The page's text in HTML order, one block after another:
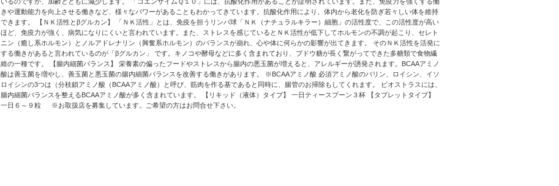
きや運動能力を向上させる働きなど、様々なパワーがあることもわかってきています。抗酸化作用により、体内から老化を防ぎ若々しい体を維持
できます。 【ＮＫ活性とβグルカン】 「ＮＫ活性」とは、免疫を担うリンパ球「ＮＫ（ナチュラルキラー）細胞」の活性度で、この活性度が高い
ほど、免疫力が強く、病気になりにくいと言われています。また、ストレスを感じているとＮＫ活性が低下してホルモンの不調が起こり、セレト
ニン（癒し系ホルモン）とノルアドレナリン（興奮系ホルモン）のバランスが崩れ、心や体に何らかの影響が出てきます。 そのＮＫ活性を活発に
する働きがあると言われているのが「βグルカン」 です。キノコや酵母などに多く含まれており、ブドウ糖が長く繋がってできた多糖類で食物繊
維の一種です。 【腸内細菌バランス】 栄養素の偏ったフードやストレスから腸内の悪玉菌が増えると、アレルギーが誘発されます。BCAAアミノ
酸は善玉菌を増やし、善玉菌と悪玉菌の腸内細菌バランスを改善する働きがあります。 ※BCAAアミノ酸 必須アミノ酸のバリン、ロイシン、イソ
ロイシンの3つは（分枝鎖アミノ酸（BCAAアミノ酸）と呼び、筋肉を作る基であると同時に、腸管のお掃除もしてくれます。 ビオストラスには、
腸内細菌バランスを整えるBCAAアミノ酸が多く含まれています。 【リキッド（液体）タイプ】 一日ティースプーン３杯 【タブレットタイプ】
一日６～９粒 ※お取扱店を募集しています。ご希望の方はお問合せ下さい。